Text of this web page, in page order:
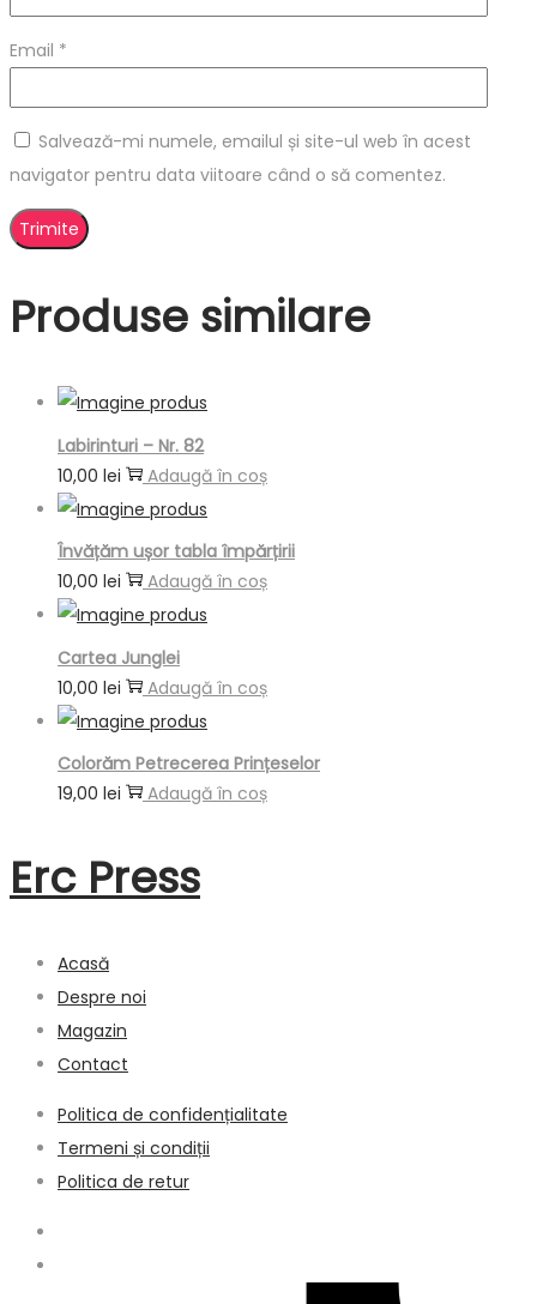
Email *
Salvează-mi numele, emailul și site-ul web în acest
navigator pentru data viitoare când o să comentez.
Produse similare
Labirinturi – Nr. 82
10,00 lei Adaugă în coș
Învățăm ușor tabla împărțirii
10,00 lei Adaugă în coș
Cartea Junglei
10,00 lei Adaugă în coș
Colorăm Petrecerea Prințeselor
19,00 lei Adaugă în coș
ErcPress
Acasă
Despre noi
Magazin
Contact
Politica de confidențialitate
Termeni și condiții
Politica de retur